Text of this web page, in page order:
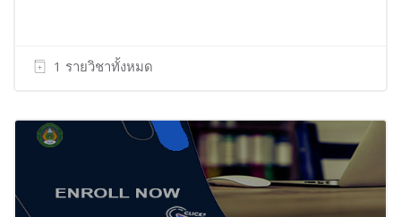
1 รายวิชาทั้งหมด